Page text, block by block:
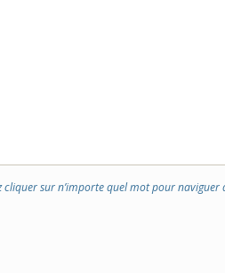
cliquer sur n’importe quel mot pour naviguer